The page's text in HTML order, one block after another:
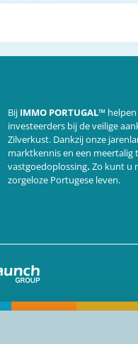
Bij IMMO PORTUGAL™
investeerders bij de veilige
Zilverkust. Dankzij onze
marktkennis en een meertalig
vastgoedoplossing.Zo kunt u
zorgeloze Portugese leven.